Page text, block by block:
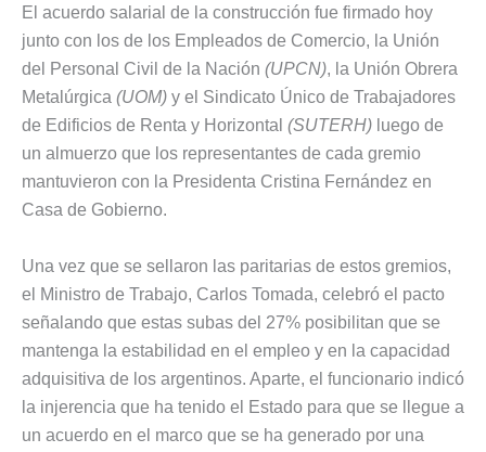
El acuerdo salarial de la construcción fue firmado hoy
junto con los de los Empleados de Comercio, la Unión
del Personal Civil de la Nación (UPCN), la Unión Obrera
Metalúrgica (UOM) y el Sindicato Único de Trabajadores
de Edificios de Renta y Horizontal (SUTERH) luego de
un almuerzo que los representantes de cada gremio
mantuvieron con la Presidenta Cristina Fernández en
Casa de Gobierno.
Una vez que se sellaron las paritarias de estos gremios,
el Ministro de Trabajo, Carlos Tomada, celebró el pacto
señalando que estas subas del 27% posibilitan que se
mantenga la estabilidad en el empleo y en la capacidad
adquisitiva de los argentinos. Aparte, el funcionario indicó
la injerencia que ha tenido el Estado para que se llegue a
un acuerdo en el marco que se ha generado por una